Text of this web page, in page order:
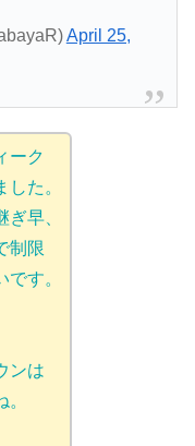
April 25,
ーク
た。
早、
制限
す。
ンは